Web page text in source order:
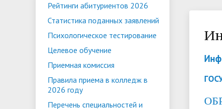
Педагогический состав
Международное сотрудничество
организации
Обращения граждан
Гостевая книга
Приемная комиссия
году
Перечень документов. Условия
предоставления документов для
поступления
медицинского образования
Положение об отделении
Студенческое самоуправление
Трудоустройство выпускников
Профессиональная навигация
мастерства
Рейтинги абитуриентов 2026
Статистика поданных заявлений
Психологическое тестирование
Целевое обучение
Приемная комиссия
Правила приема в колледж в
2026 году
Перечень специальностей и